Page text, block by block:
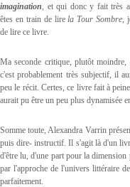
imagination , et qui donc y fait très
êtes en train de lire la Tour Sombre
de lire ce livre.
Ma seconde critique, plutôt
c'est probablement très subjectif, il
peu le récit. Certes, ce livre fait à
aurait pu être un peu plus dynamisée
Somme toute, Alexandra Varrin
puis dire- instructif. Il s'agit là d'un
d'être lu, d'une part pour la
par l'approche de l'univers littéraire
parfaitement.